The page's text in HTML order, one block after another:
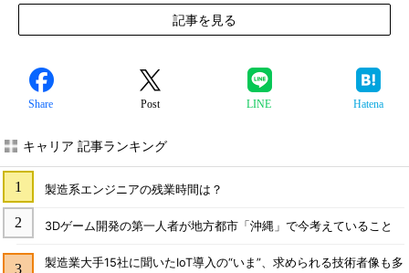
記事を見る
Share Post LINE Hatena
キャリア 記事ランキング
製造系エンジニアの残業時間は？
3Dゲーム開発の第一人者が地方都市「沖縄」で今考えていること
製造業大手15社に聞いたIoT導入の“いま”、求められる技術者像も多